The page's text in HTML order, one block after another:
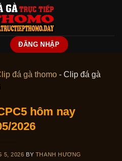
ĐĂNG NHẬP
đá gà thomo - Clip đá gà
hôm nay
2026
5, 2026 BY THANH HƯƠNG